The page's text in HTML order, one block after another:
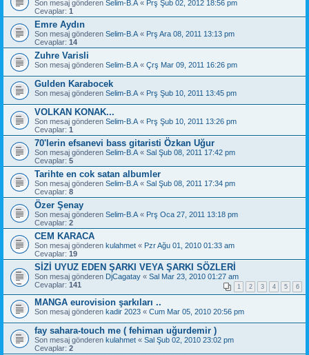
Son mesaj gönderen Selim-B.A « Prş Şub 02, 2012 18:56 pm
Cevaplar: 1
Emre Aydın
Son mesaj gönderen Selim-B.A « Prş Ara 08, 2011 13:13 pm
Cevaplar: 14
Zuhre Varisli
Son mesaj gönderen Selim-B.A « Çrş Mar 09, 2011 16:26 pm
Gulden Karabocek
Son mesaj gönderen Selim-B.A « Prş Şub 10, 2011 13:45 pm
VOLKAN KONAK...
Son mesaj gönderen Selim-B.A « Prş Şub 10, 2011 13:26 pm
Cevaplar: 1
70'lerin efsanevi bass gitaristi Özkan Uğur
Son mesaj gönderen Selim-B.A « Sal Şub 08, 2011 17:42 pm
Cevaplar: 5
Tarihte en cok satan albumler
Son mesaj gönderen Selim-B.A « Sal Şub 08, 2011 17:34 pm
Cevaplar: 8
Özer Şenay
Son mesaj gönderen Selim-B.A « Prş Oca 27, 2011 13:18 pm
Cevaplar: 2
CEM KARACA
Son mesaj gönderen kulahmet « Pzr Ağu 01, 2010 01:33 am
Cevaplar: 19
SİZİ UYUZ EDEN ŞARKI VEYA ŞARKI SÖZLERİ
Son mesaj gönderen DjCagatay « Sal Mar 23, 2010 01:27 am
Cevaplar: 141 1 2 3 4 5 6
MANGA eurovision şarkıları ..
Son mesaj gönderen kadir 2023 « Cum Mar 05, 2010 20:56 pm
fay sahara-touch me ( fehiman uğurdemir )
Son mesaj gönderen kulahmet « Sal Şub 02, 2010 23:02 pm
Cevaplar: 2